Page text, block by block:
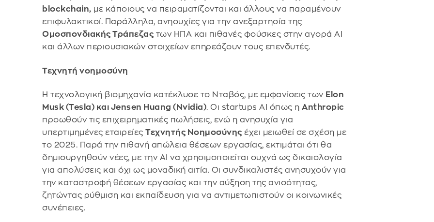
blockchain, με κάποιους να πειραματίζονται και άλλους να παραμένουν
επιφυλακτικοί. Παράλληλα, ανησυχίες για την ανεξαρτησία της
Ομοσπονδιακής Τράπεζας των ΗΠΑ και πιθανές φούσκες στην αγορά AI
και άλλων περιουσιακών στοιχείων επηρεάζουν τους επενδυτές.
Τεχνητή νοημοσύνη
Η τεχνολογική βιομηχανία κατέκλυσε το Νταβός, με εμφανίσεις των Elon
Musk (Tesla) και Jensen Huang (Nvidia). Οι startups AI όπως ηAnthropic
προωθούν τις επιχειρηματικές πωλήσεις, ενώ η ανησυχία για
υπερτιμημένες εταιρείεςΤεχνητής Νοημοσύνης έχει μειωθεί σε σχέση με
το 2025. Παρά την πιθανή απώλεια θέσεων εργασίας, εκτιμάται ότι θα
δημιουργηθούν νέες, με την AI να χρησιμοποιείται συχνά ως δικαιολογία
για απολύσεις και όχι ως μοναδική αιτία. Οι συνδικαλιστές ανησυχούν για
την καταστροφή θέσεων εργασίας και την αύξηση της ανισότητας,
ζητώντας ρύθμιση και εκπαίδευση για να αντιμετωπιστούν οι κοινωνικές
συνέπειες.